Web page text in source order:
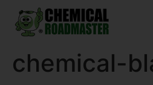
chemical-